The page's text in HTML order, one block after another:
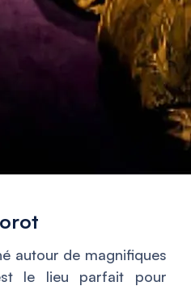
autour de magnifiques
le lieu parfait pour